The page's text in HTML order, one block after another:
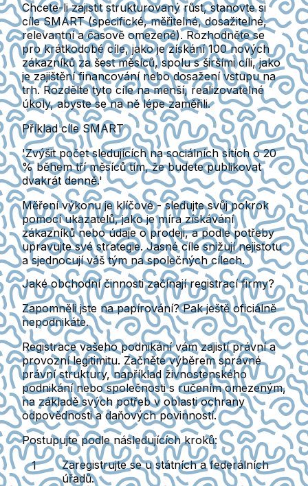
Chcete-li zajistit strukturovaný růst, stanovte si
cíle SMART (specifické, měřitelné, dosažitelné,
relevantní a časově omezené). Rozhodněte se
pro krátkodobé cíle, jako je získání 100 nových
zákazníků za šest měsíců, spolu s širšími cíli, jako
je zajištění financování nebo dosažení vstupu na
trh. Rozdělte tyto cíle na menší, realizovatelné
úkoly, abyste se na ně lépe zaměřili.
Příklad cíle SMART
'Zvýšit počet sledujících na sociálních sítích o 20
% během tří měsíců tím, že budete publikovat
dvakrát denně.'
Měření výkonu je klíčové - sledujte svůj pokrok
pomocí ukazatelů, jako je míra získávání
zákazníků nebo údaje o prodeji, a podle potřeby
upravujte své strategie. Jasné cíle snižují nejistotu
a sjednocují váš tým na společných cílech.
Jaké obchodní činnosti začínají registrací firmy?
Zapomněli jste na papírování? Pak ještě oficiálně
nepodnikáte.
Registrace vašeho podnikání vám zajistí právní a
provozní legitimitu. Začněte výběrem správné
právní struktury, například živnostenského
podnikání nebo společnosti s ručením omezeným,
na základě svých potřeb v oblasti ochrany
odpovědnosti a daňových povinností.
Postupujte podle následujících kroků:
Zaregistrujte se u státních a federálních
úřadů.